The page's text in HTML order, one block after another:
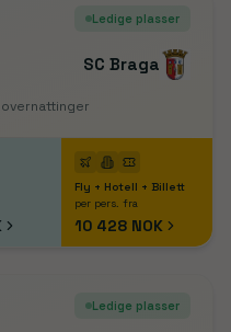
Ledige plasser
SC Braga
overnattinger
Fly + Hotell + Billett
per pers. fra
10 428 NOK
Ledige plasser